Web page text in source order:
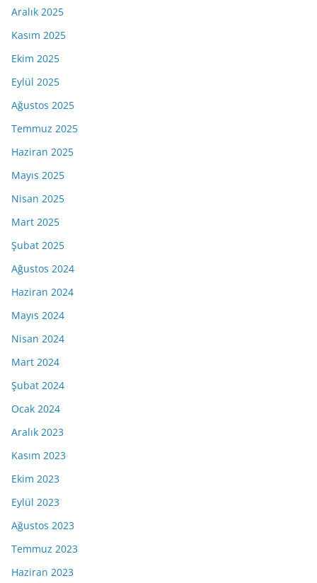
Aralık 2025
Kasım 2025
Ekim 2025
Eylül 2025
Ağustos 2025
Temmuz 2025
Haziran 2025
Mayıs 2025
Nisan 2025
Mart 2025
Şubat 2025
Ağustos 2024
Haziran 2024
Mayıs 2024
Nisan 2024
Mart 2024
Şubat 2024
Ocak 2024
Aralık 2023
Kasım 2023
Ekim 2023
Eylül 2023
Ağustos 2023
Temmuz 2023
Haziran 2023